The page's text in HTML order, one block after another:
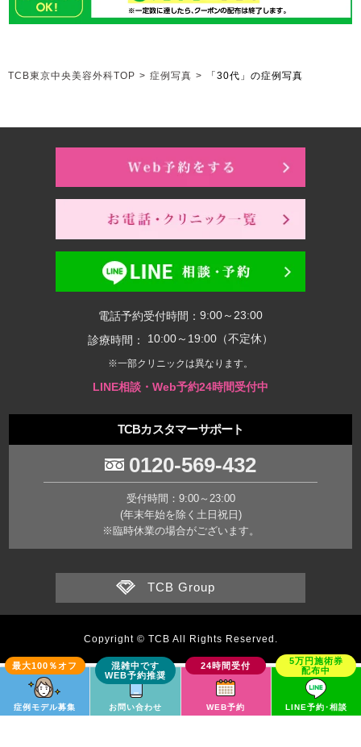
TCB東京中央美容外科TOP > 症例写真 > 「30代」の症例写真
電話予約受付時間： 9:00～23:00
診療時間：
10:00～19:00（不定休）
※一部クリニックは異なります。
LINE相談・Web予約24時間受付中
TCBカスタマーサポート
0120-569-432
受付時間：9:00～23:00
(年末年始を除く土日祝日)
※臨時休業の場合がございます。
TCB Group
症例モデル募集 お問い合わせ WEB予約 LINE予約･相談
Copyright © TCB All Rights Reserved.